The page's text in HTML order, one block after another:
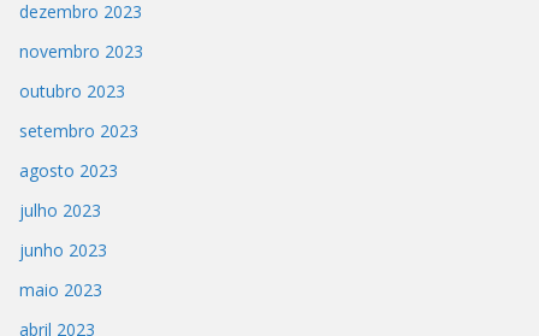
dezembro 2023
novembro 2023
outubro 2023
setembro 2023
agosto 2023
julho 2023
junho 2023
maio 2023
abril 2023